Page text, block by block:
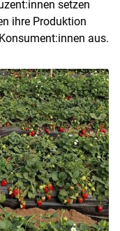
setzen
ihre Produktion
aus.